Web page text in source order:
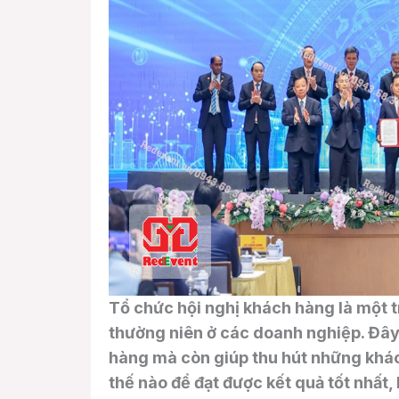
Tổ chức hội nghị khách hàng là
thường niên ở các doanh nghiệp.
hàng mà còn giúp thu hút những
thế nào để đạt được kết quả tốt